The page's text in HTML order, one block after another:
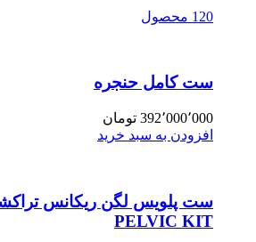
120 محصول
ست کامل حنجره
392٬000٬000 تومان
افزودن به سبد خرید
PELVIC KIT